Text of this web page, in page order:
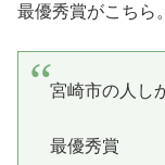
最優秀賞がこちら。
宮崎市の人し
最優秀賞